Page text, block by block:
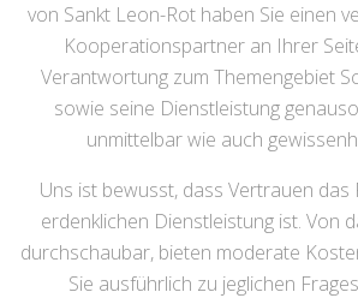
von Sankt Leon-Rot haben Sie einen
Kooperationspartner an Ihrer
Verantwortung zum Themengebiet
sowie seine Dienstleistung
unmittelbar wie auch
Uns ist bewusst, dass Vertrauen das
erdenklichen Dienstleistung ist. Von
durchschaubar, bieten moderate
Sie ausführlich zu jeglichen